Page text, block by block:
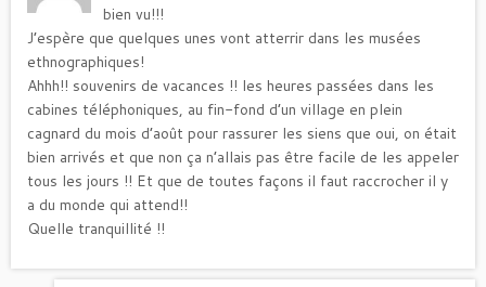
bien vu!!!
J’espère que quelques unes vont atterrir dans les musées
ethnographiques!
Ahhh!! souvenirs de vacances !! les heures passées dans les
cabines téléphoniques, au fin-fond d’un village en plein
cagnard du mois d’août pour rassurer les siens que oui, on était
bien arrivés et que non ça n’allais pas être facile de les appeler
tous les jours !! Et que de toutes façons il faut raccrocher il y
a du monde qui attend!!
Quelle tranquillité !!